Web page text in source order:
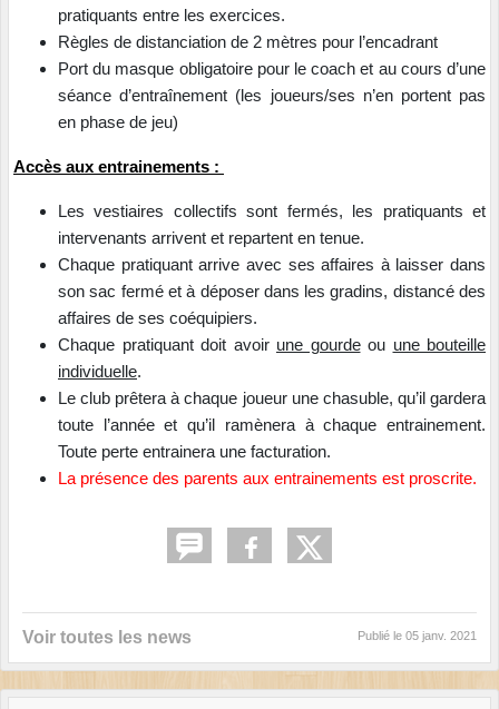
pratiquants entre les exercices.
Règles de distanciation de 2 mètres pour l’encadrant
Port du masque obligatoire pour le coach et au cours d’une
séance d’entraînement (les joueurs/ses n’en portent pas
en phase de jeu)
Accès aux entrainements :
Les vestiaires collectifs sont fermés, les pratiquants et
intervenants arrivent et repartent en tenue.
Chaque pratiquant arrive avec ses affaires à laisser dans
son sac fermé et à déposer dans les gradins, distancé des
affaires de ses coéquipiers.
Chaque pratiquant doit avoir une gourdeou une bouteille
individuelle.
Le club prêtera à chaque joueur une chasuble, qu’il gardera
toute l’année et qu’il ramènera à chaque entrainement.
Toute perte entrainera une facturation.
La présence des parents aux entrainements est proscrite.
Voir toutes les news Publié le 05 janv. 2021